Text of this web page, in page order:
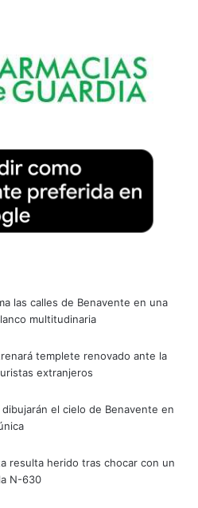
las calles de Benavente en una
multitudinaria
templete renovado ante la
extranjeros
el cielo de Benavente en
resulta herido tras chocar con un
N-630